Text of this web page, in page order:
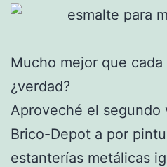
Mucho mejor que
¿verdad?
Aproveché el segundo
Brico-Depot a por
estanterías metálicas